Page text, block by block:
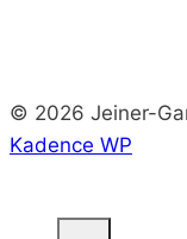
© 2026 Jeiner-
Kadence WP